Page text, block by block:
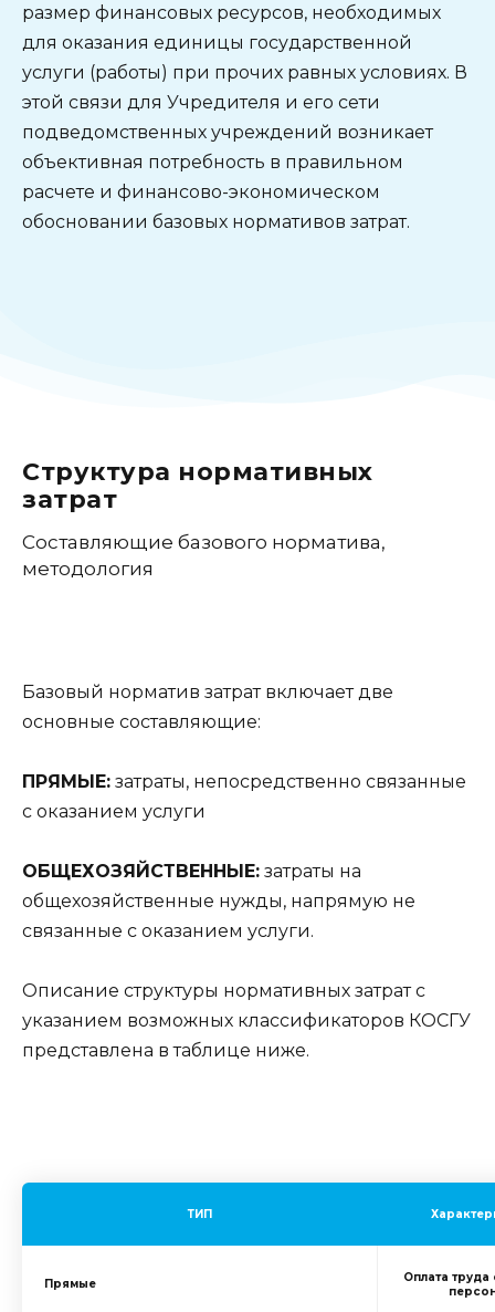
размер финансовых ресурсов, необходимых
для оказания единицы государственной
услуги (работы) при прочих равных условиях. В
этой связи для Учредителя и его сети
подведомственных учреждений возникает
объективная потребность в правильном
расчете и финансово-экономическом
обосновании базовых нормативов затрат.
Структура нормативных
затрат
Составляющие базового норматива,
методология
Базовый норматив затрат включаетдве
основные составляющие:
ПРЯМЫЕ: затраты, непосредственно связанные
с оказанием услуги
ОБЩЕХОЗЯЙСТВЕННЫЕ: затраты на
общехозяйственные нужды, напрямую не
связанные с оказанием услуги.
Описание структуры нормативных затрат с
указанием возможных классификаторов КОСГУ
представлена в таблице ниже.
ТИП
Прямые
Оплата